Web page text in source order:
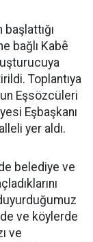
bağlı Kabê
Toplantıya
Eşsözcüleri
Eşbaşkanı
yer aldı.
belediye ve
ve köylerde
ve